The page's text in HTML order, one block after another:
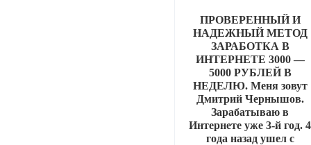
ПРОВЕРЕННЫЙ И
НАДЕЖНЫЙ МЕТОД
ЗАРАБОТКА В
ИНТЕРНЕТЕ 3000 —
5000 РУБЛЕЙ В
НЕДЕЛЮ. Меня зовут
Дмитрий Чернышов.
Зарабатываю в
Интернете уже 3-й год. 4
года назад ушел с